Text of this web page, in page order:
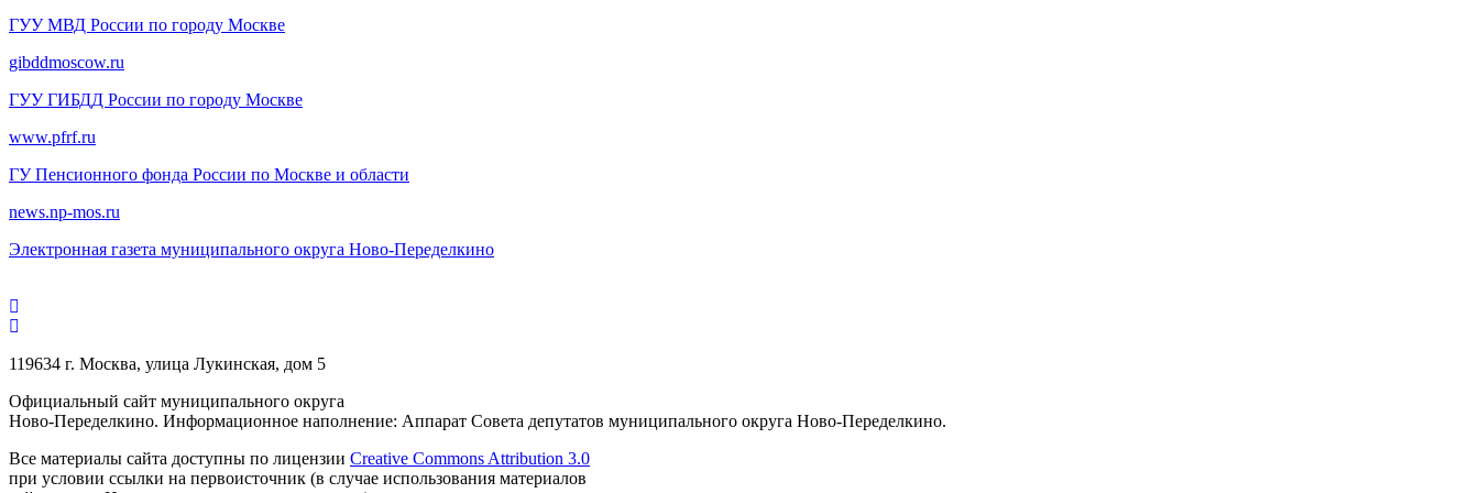
ГУУ МВД России по городу Москве
gibddmoscow.ru
ГУУ ГИБДД России по городу Москве
www.pfrf.ru
ГУ Пенсионного фонда России по Москве и области
news.np-mos.ru
Электронная газета муниципального округа Ново-Переделкино
119634 г. Москва, улица Лукинская, дом 5
Официальный сайт муниципального округа
Ново-Переделкино. Информационное наполнение: Аппарат Совета депутатов муниципального округа Ново-Переделкино.
Все материалы сайта доступны по лицензии Creative Commons Attribution 3.0
при условии ссылки на первоисточник (в случае использования материалов